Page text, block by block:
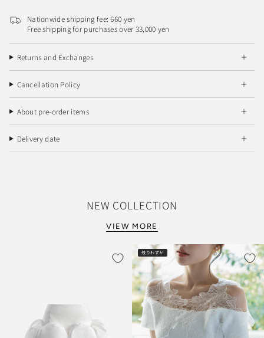
Nationwide shipping fee: 660 yen
Free shipping for purchases over 33,000 yen
Returns and Exchanges
Cancellation Policy
About pre-order items
Delivery date
NEW COLLECTION
VIEW MORE
残りわずか